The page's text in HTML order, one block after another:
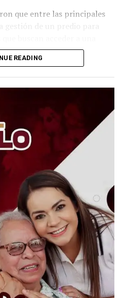
que entre las principales
gestión de un predio para
ampliación del sistema de
de Campuzano. También
de calles y
El Zangarro, Molineros,
de El Cubo, asegurando
para mejorar la
de habitantes.
antorchistas insistieron en
mesa de diálogo con el
soluciones a sus
que, de continuar
e intensificarán sus
lograr una respuesta por
encabezada por Samantha
desarrolló mientras miles de
festejo del Día de la
más emblemáticos de
READING